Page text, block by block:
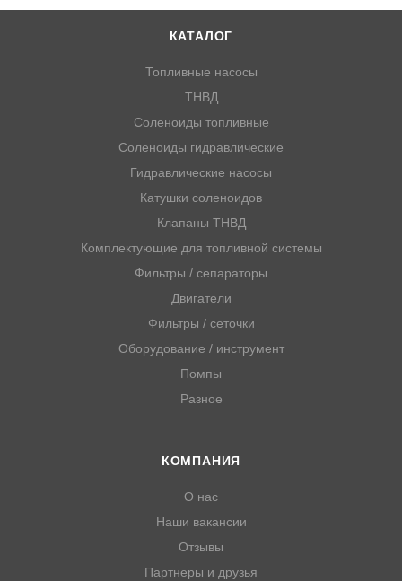
КАТАЛОГ
Топливные насосы
ТНВД
Соленоиды топливные
Соленоиды гидравлические
Гидравлические насосы
Катушки соленоидов
Клапаны ТНВД
Комплектующие для топливной системы
Фильтры / сепараторы
Двигатели
Фильтры / сеточки
Оборудование / инструмент
Помпы
Разное
КОМПАНИЯ
О нас
Наши вакансии
Отзывы
Партнеры и друзья